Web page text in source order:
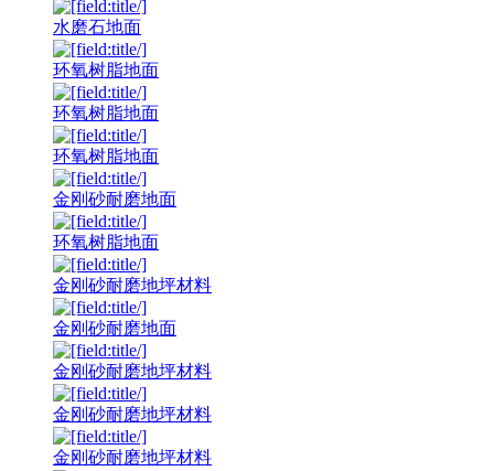
水磨石地面
环氧树脂地面
环氧树脂地面
环氧树脂地面
金刚砂耐磨地面
环氧树脂地面
金刚砂耐磨地坪材料
金刚砂耐磨地面
金刚砂耐磨地坪材料
金刚砂耐磨地坪材料
金刚砂耐磨地坪材料